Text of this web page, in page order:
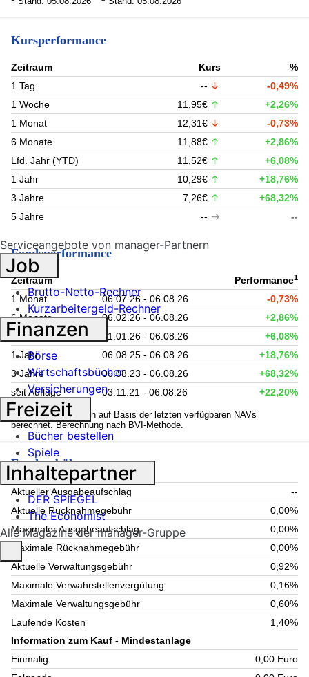
Kursperformance
Zeitraum Kurs
%
1 Tag
--
-0,49%
1 Woche
11,95€
+2,26%
1 Monat
12,31€
-0,73%
6 Monate
11,88€
+2,86%
Lfd. Jahr (YTD)
11,52€
+6,08%
1 Jahr
10,29€
+18,76%
3 Jahre
7,26€
+68,32%
5 Jahre
-- --
Fondsperformance
Zeitraum Performance1
1 Monat 06.07.26 - 06.08.26
-0,73%
6 Monate
06.02.26 - 06.08.26
+2,86%
Lfd. Jahr (YTD)
01.01.26 - 06.08.26
+6,08%
1 Jahr
06.08.25 - 06.08.26
+18,76%
3 Jahre
06.08.23 - 06.08.26
+68,32%
seit Auflage
03.11.21 - 06.08.26 +22,20%
1 Kennzahlen werden auf Basis der letzten verfügbaren NAVs
berechnet. Berechnung nach BVI-Methode.
Fondsgebühren
Aktueller Ausgabeaufschlag
--
Aktuelle Rücknahmegebühr
0,00%
Maximaler Ausgabeaufschlag
0,00%
Maximale Rücknahmegebühr
0,00%
Aktuelle Verwaltungsgebühr
0,92%
Maximale Verwahrstellenvergütung
0,16%
Maximale Verwaltungsgebühr
0,60%
Laufende Kosten
1,40%
Information zum Kauf - Mindestanlage
Einmalig
0,00 Euro
Serviceangebote von manager-Partnern
Job
Brutto-Netto-Rechner
Kurzarbeitergeld-Rechner
Finanzen
Börse
Wirtschaftsbücher
Versicherungen
Freizeit
Bücher bestellen
Spiele
Inhaltepartner
DER SPIEGEL
The Economist
Alle Magazine der manager-Gruppe